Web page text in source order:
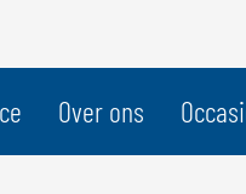
Over ons